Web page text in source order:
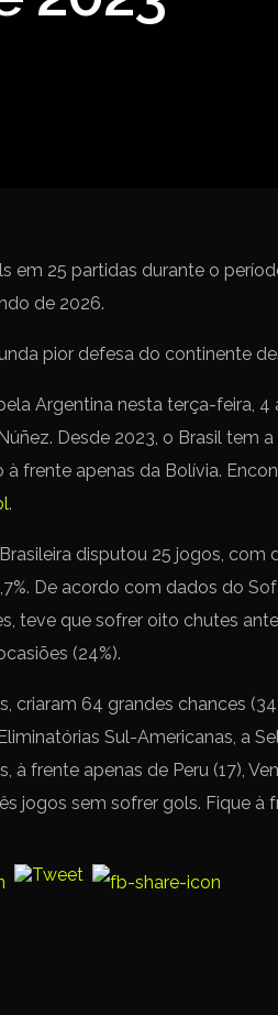
em 25 partidas durante o
de 2026.
Argentina nesta terça-feira, 4
Desde 2023, o Brasil tem
frente apenas da Bolívia.
.
disputou 25 jogos,
De acordo com dados do
teve que sofrer oito chutes
(24%).
criaram 64 grandes chances
Sul-Americanas, a
frente apenas de Peru (17),
jogos sem sofrer gols. Fique à